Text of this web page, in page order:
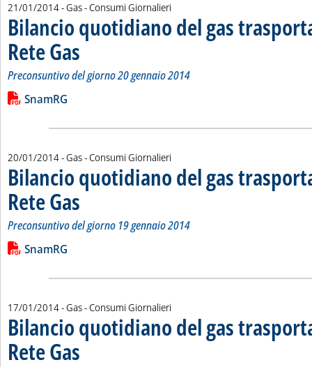
21/01/2014- Gas - Consumi Giornalieri
Bilancio quotidiano del gas
Rete Gas . Sottotitolo: Preconsuntivo del giorno 20 gennaio 2014
. Pubblicata martedì 21 gennaio 2014 alle 15.7.
Preconsuntivo del giorno 20 gennaio 2014
Leggi tutta la notizia: 'Bilancio quotidiano del gas
Lista allegati PDF alla notizia
SnamRG
20/01/2014- Gas - Consumi Giornalieri
Bilancio quotidiano del gas
Rete Gas . Sottotitolo: Preconsuntivo del giorno 19 gennaio 2014
. Pubblicata lunedì 20 gennaio 2014 alle 14.29.
Preconsuntivo del giorno 19 gennaio 2014
Leggi tutta la notizia: 'Bilancio quotidiano del gas
Lista allegati PDF alla notizia
SnamRG
17/01/2014- Gas - Consumi Giornalieri
Bilancio quotidiano del gas
Rete Gas . Sottotitolo: Preconsuntivo del giorno 16 gennaio 2014
. Pubblicata venerdì 17 gennaio 2014 alle 14.55.